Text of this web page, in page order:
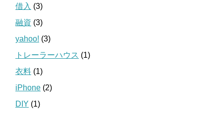
借入 (3)
融資 (3)
yahoo! (3)
トレーラーハウス (1)
衣料 (1)
iPhone (2)
DIY (1)